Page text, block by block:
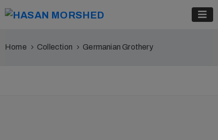
Home Collection Germanian Grothery